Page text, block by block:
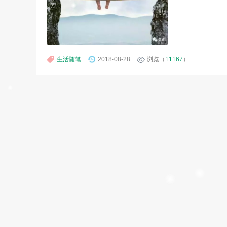
生活随笔 2018-08-28 浏览（ 11167 ）